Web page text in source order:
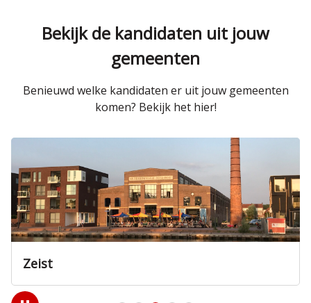
Bekijk de kandidaten uit jouw
gemeenten
Benieuwd welke kandidaten er uit jouw gemeenten
komen? Bekijk het hier!
Zeist